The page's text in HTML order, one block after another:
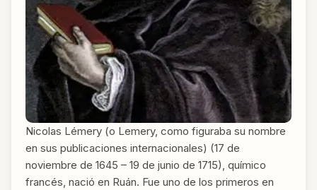
Nicolas Lémery (o Lemery, como figuraba su nombre
en sus publicaciones internacionales) (17 de
noviembre de 1645 – 19 de junio de 1715), químico
francés, nació en Ruán. Fue uno de los primeros en